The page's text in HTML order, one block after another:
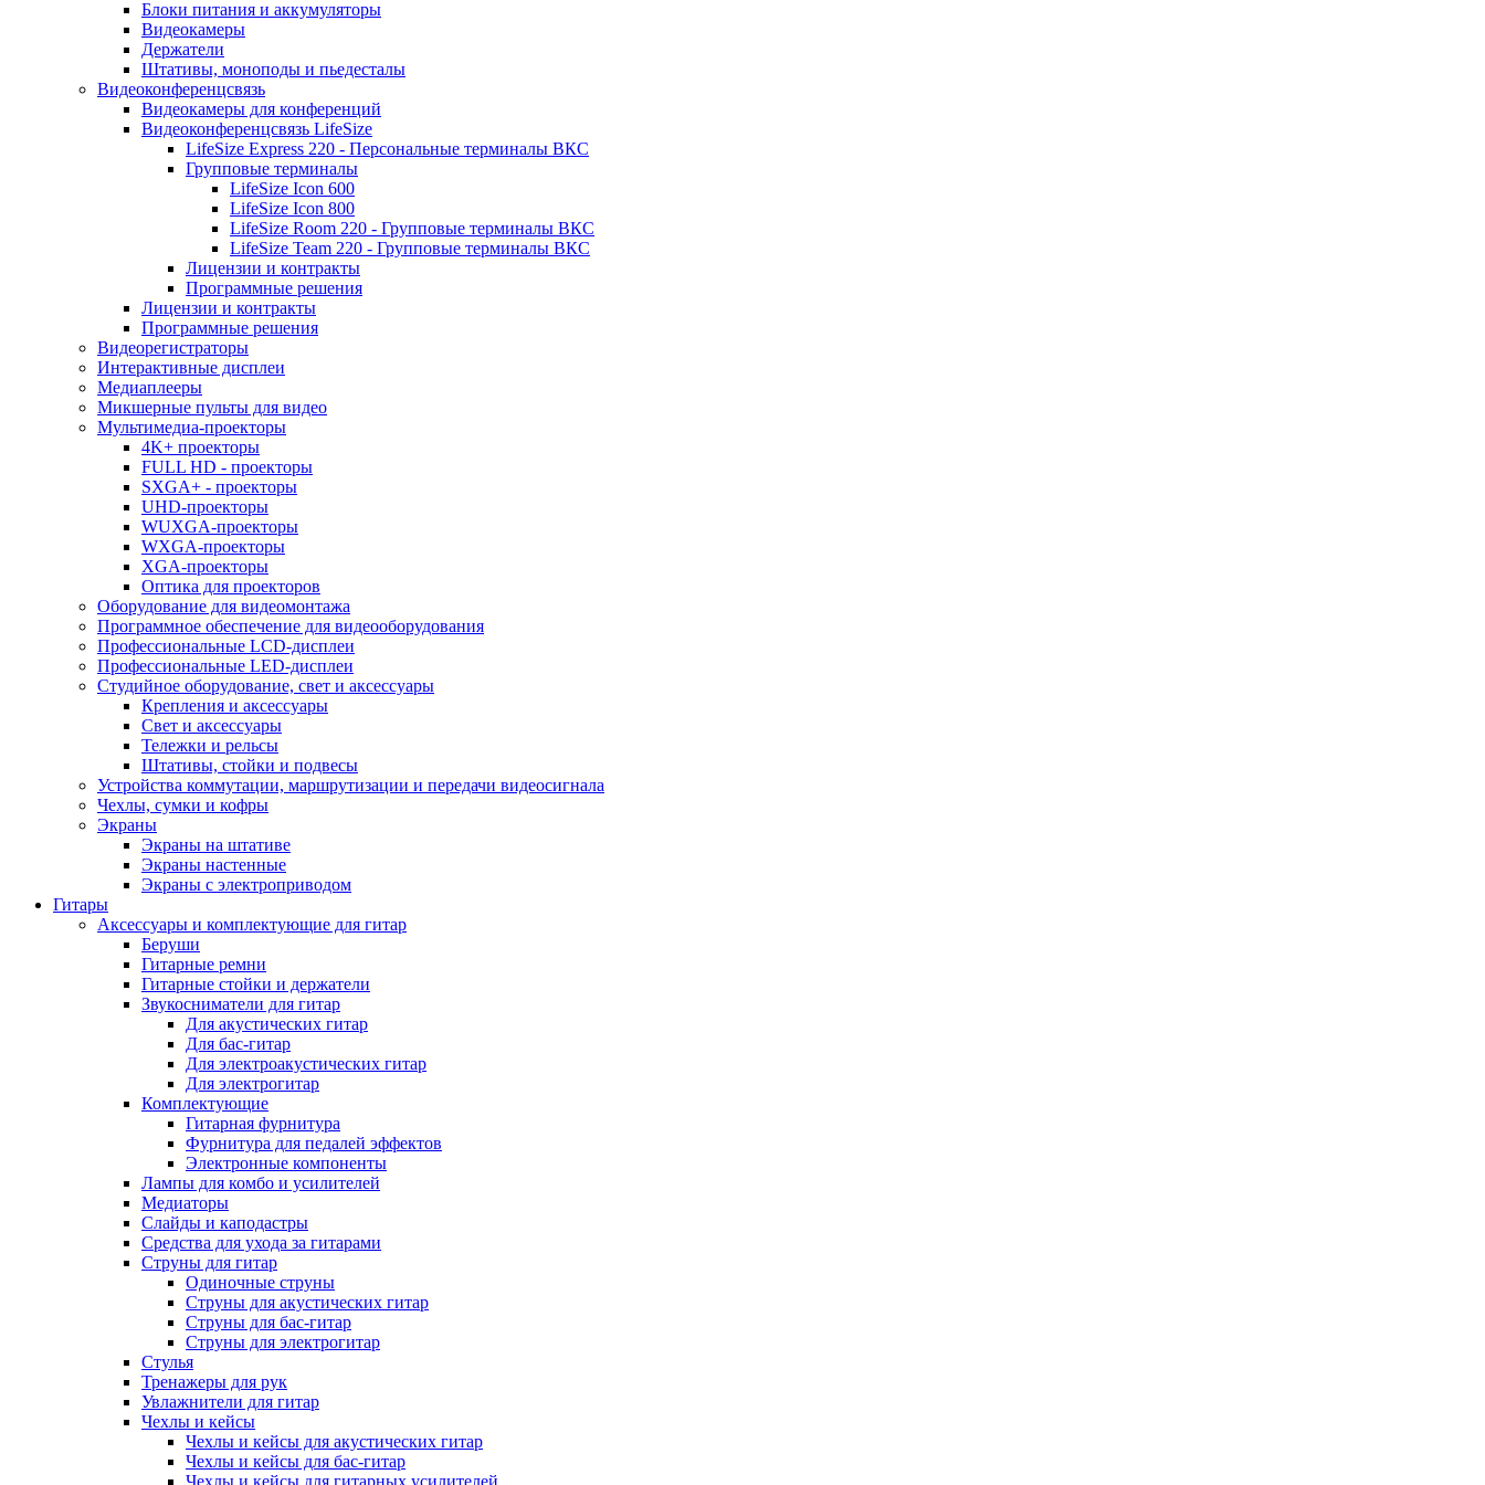
Блоки питания и аккумуляторы
Видеокамеры
Держатели
Штативы, моноподы и пьедесталы
Видеоконференцсвязь
Видеокамеры для конференций
Видеоконференцсвязь LifeSize
LifeSize Express 220 - Персональные терминалы ВКС
Групповые терминалы
LifeSize Icon 600
LifeSize Icon 800
LifeSize Room 220 - Групповые терминалы ВКС
LifeSize Team 220 - Групповые терминалы ВКС
Лицензии и контракты
Программные решения
Лицензии и контракты
Программные решения
Видеорегистраторы
Интерактивные дисплеи
Медиаплееры
Микшерные пульты для видео
Мультимедиа-проекторы
4K+ проекторы
FULL HD - проекторы
SXGA+ - проекторы
UHD-проекторы
WUXGA-проекторы
WXGA-проекторы
XGA-проекторы
Оптика для проекторов
Оборудование для видеомонтажа
Программное обеспечение для видеооборудования
Профессиональные LCD-дисплеи
Профессиональные LED-дисплеи
Студийное оборудование, свет и аксессуары
Крепления и аксессуары
Свет и аксессуары
Тележки и рельсы
Штативы, стойки и подвесы
Устройства коммутации, маршрутизации и передачи видеосигнала
Чехлы, сумки и кофры
Экраны
Экраны на штативе
Экраны настенные
Экраны с электроприводом
Гитары
Аксессуары и комплектующие для гитар
Беруши
Гитарные ремни
Гитарные стойки и держатели
Звукосниматели для гитар
Для акустических гитар
Для бас-гитар
Для электроакустических гитар
Для электрогитар
Комплектующие
Гитарная фурнитура
Фурнитура для педалей эффектов
Электронные компоненты
Лампы для комбо и усилителей
Медиаторы
Слайды и каподастры
Средства для ухода за гитарами
Струны для гитар
Одиночные струны
Струны для акустических гитар
Струны для бас-гитар
Струны для электрогитар
Стулья
Тренажеры для рук
Увлажнители для гитар
Чехлы и кейсы
Чехлы и кейсы для акустических гитар
Чехлы и кейсы для бас-гитар
Чехлы и кейсы для гитарных усилителей